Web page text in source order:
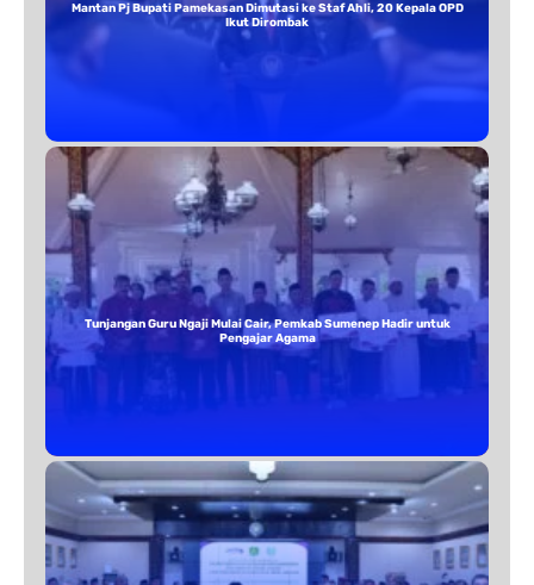
Mantan Pj Bupati Pamekasan Dimutasi ke Staf Ahli, 20 Kepala OPD
Ikut Dirombak
Tunjangan Guru Ngaji Mulai Cair, Pemkab Sumenep Hadir untuk
Pengajar Agama